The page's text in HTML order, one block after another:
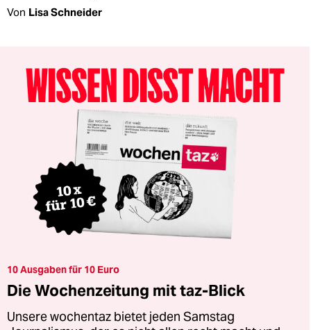
Von Lisa Schneider
10 Ausgaben für 10 Euro
Die Wochenzeitung mit taz-Blick
Unsere wochentaz bietet jeden Samstag